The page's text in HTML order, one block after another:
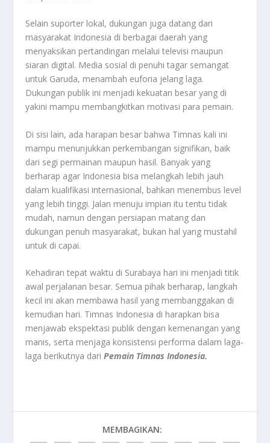
Selain suporter lokal, dukungan juga datang dari
masyarakat Indonesia di berbagai daerah yang
menyaksikan pertandingan melalui televisi maupun
siaran digital. Media sosial di penuhi tagar semangat
untuk Garuda, menambah euforia jelang laga.
Dukungan publik ini menjadi kekuatan besar yang di
yakini mampu membangkitkan motivasi para pemain.
Di sisi lain, ada harapan besar bahwa Timnas kali ini
mampu menunjukkan perkembangan signifikan, baik
dari segi permainan maupun hasil. Banyak yang
berharap agar Indonesia bisa melangkah lebih jauh
dalam kualifikasi internasional, bahkan menembus level
yang lebih tinggi. Jalan menuju impian itu tentu tidak
mudah, namun dengan persiapan matang dan
dukungan penuh masyarakat, bukan hal yang mustahil
untuk di capai.
Kehadiran tepat waktu di Surabaya hari ini menjadi titik
awal perjalanan besar. Semua pihak berharap, langkah
kecil ini akan membawa hasil yang membanggakan di
kemudian hari. Timnas Indonesia di harapkan bisa
menjawab ekspektasi publik dengan kemenangan yang
manis, serta menjaga konsistensi performa dalam laga-
laga berikutnya dariPemain Timnas Indonesia.
MEMBAGIKAN: